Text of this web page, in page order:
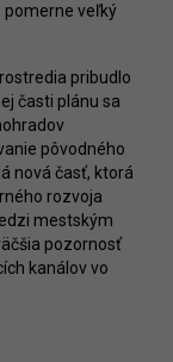
pomerne veľký
pribudlo
časti plánu sa
pôvodného
nová časť, ktorá
rozvoja
mestským
pozornosť
kanálov vo